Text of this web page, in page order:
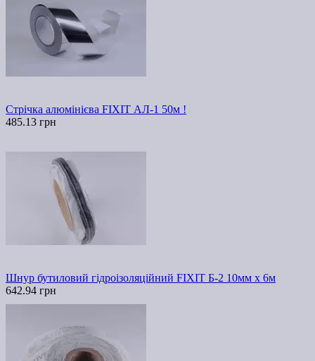
Стрічка алюмінієва FIXIT АЛ-1 50м !
485.13 грн
Шнур бутиловий гідроізоляційний FIXIT Б-2 10мм х 6м
642.94 грн